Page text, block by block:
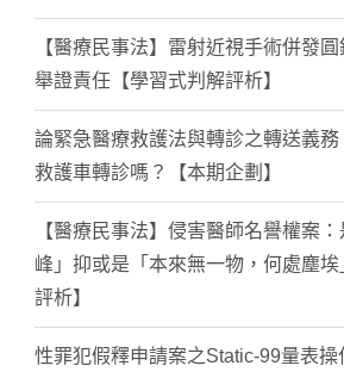
【醫療民事法】雷射近視手術併發
舉證責任【學習式判解評析】
論緊急醫療救護法與轉診之轉送義
救護車轉診嗎？【本期企劃】
【醫療民事法】侵害醫師名譽權案
峰」抑或是「本來無一物，何處塵
評析】
性罪犯假釋申請案之Static-99量表